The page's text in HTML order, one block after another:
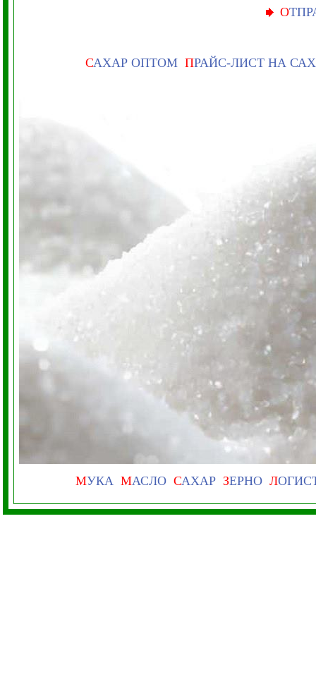
О
САХАР ОПТОМ ПРАЙС-ЛИСТ НА
МУКА МАСЛО САХАР ЗЕРНО Л